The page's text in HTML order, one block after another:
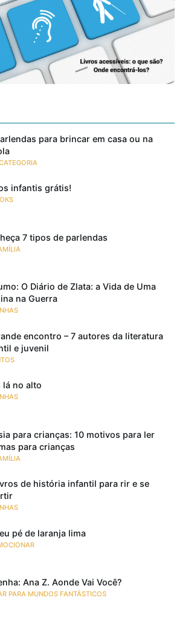
para brincar em casa ou na
infantis grátis!
7 tipos de parlendas
O Diário de Zlata: a Vida de Uma
na Guerra
encontro – 7 autores da literatura
e juvenil
lá no alto
para crianças: 10 motivos para ler
para crianças
de história infantil para rir e se
pé de laranja lima
Ana Z. Aonde Vai Você?
PARA MUNDOS FANTÁSTICOS